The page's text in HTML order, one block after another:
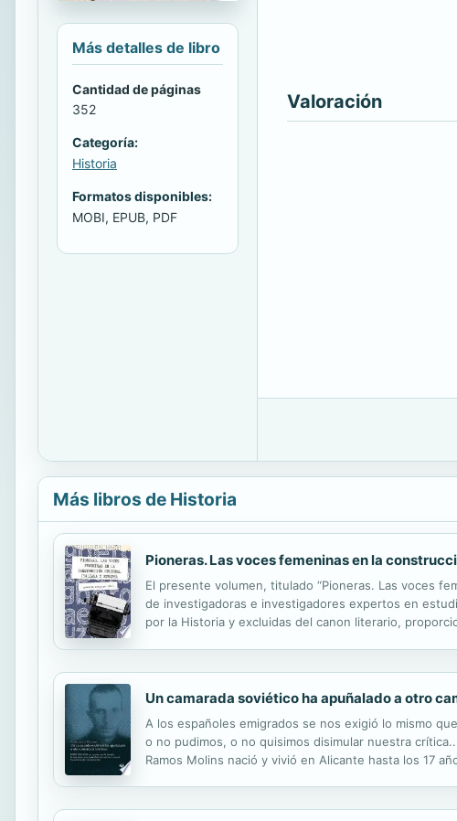
Más detalles de libro
Cantidad de páginas
352
Categoría:
Historia
Formatos disponibles:
MOBI, EPUB, PDF
Valoración
Más libros de Historia
Pioneras. Las voces femeninas en la
El presente volumen, titulado “Pioneras. Las voces
de investigadoras e investigadores expertos en
por la Historia y excluidas del canon literario,
Un camarada soviético ha apuñalado a otro
A los españoles emigrados se nos exigió lo mismo
o no pudimos, o no quisimos disimular nuestra
Ramos Molins nació y vivió en Alicante hasta los 17